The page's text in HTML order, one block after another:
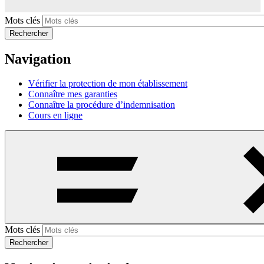
Mots clés
Rechercher
Navigation
Vérifier la protection de mon établissement
Connaître mes garanties
Connaître la procédure d’indemnisation
Cours en ligne
Mots clés
Rechercher